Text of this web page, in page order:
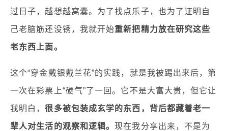
过日子，越想越窝囊。为了找点乐子，也为了证明自
己老脑筋还没锈，我就开始重新把精力放在研究这些
老东西上面。
这个“穿金戴银戴兰花”的实践，就是我被踢出来后，第
一次在彩票上“硬气”了一回。它不是大富大贵，但它让
我明白，很多被包装成玄学的东西，背后都藏着老一
辈人对生活的观察和逻辑。现在我分享出来，不是为